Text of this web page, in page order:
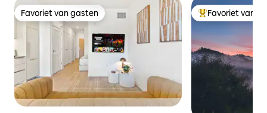
Favoriet van gasten
Favoriet van gasten Topfavoriet van
Favoriet van